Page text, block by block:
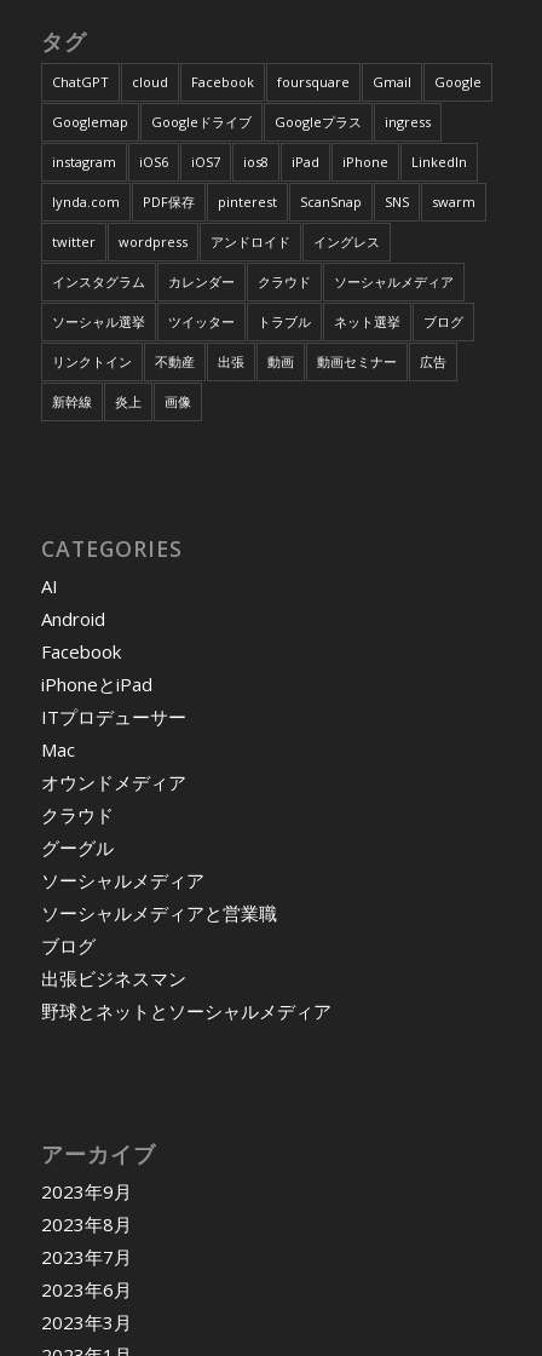
タグ
ChatGPT cloud Facebook foursquare Gmail Google
Googlemap Googleドライブ Googleプラス ingress
instagram iOS6 iOS7 ios8 iPad iPhone LinkedIn
lynda.com PDF保存 pinterest ScanSnap SNS swarm
twitter wordpress アンドロイド イングレス
インスタグラム カレンダー クラウド ソーシャルメディア
ソーシャル選挙 ツイッター トラブル ネット選挙 ブログ
リンクトイン 不動産 出張 動画 動画セミナー 広告
新幹線 炎上 画像
CATEGORIES
AI
Android
Facebook
iPhoneとiPad
ITプロデューサー
Mac
オウンドメディア
クラウド
グーグル
ソーシャルメディア
ソーシャルメディアと営業職
ブログ
出張ビジネスマン
野球とネットとソーシャルメディア
アーカイブ
2023年9月
2023年8月
2023年7月
2023年6月
2023年3月